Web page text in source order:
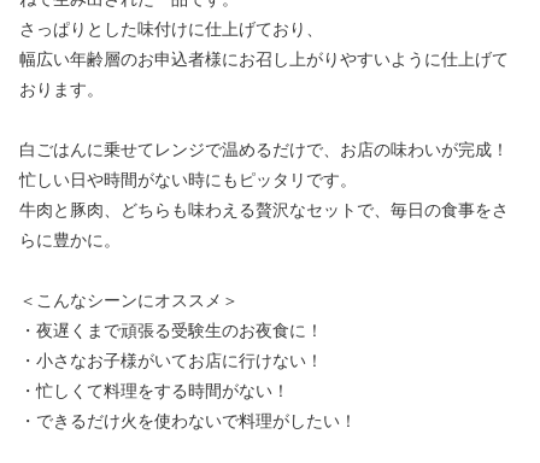
さっぱりとした味付けに仕上げており、
幅広い年齢層のお申込者様にお召し上がりやすいように仕上げて
おります。
白ごはんに乗せてレンジで温めるだけで、お店の味わいが完成！
忙しい日や時間がない時にもピッタリです。
牛肉と豚肉、どちらも味わえる贅沢なセットで、毎日の食事をさ
らに豊かに。
＜こんなシーンにオススメ＞
・夜遅くまで頑張る受験生のお夜食に！
・小さなお子様がいてお店に行けない！
・忙しくて料理をする時間がない！
・できるだけ火を使わないで料理がしたい！